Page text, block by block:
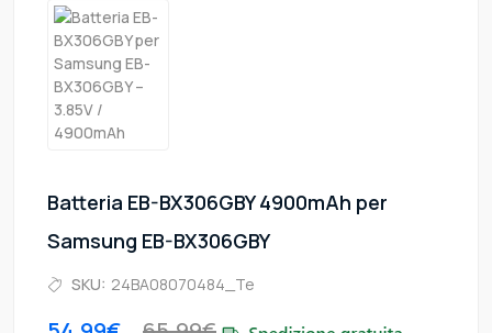
Batteria EB-BX306GBY 4900mAh per
Samsung EB-BX306GBY
SKU: 24BA08070484_Te